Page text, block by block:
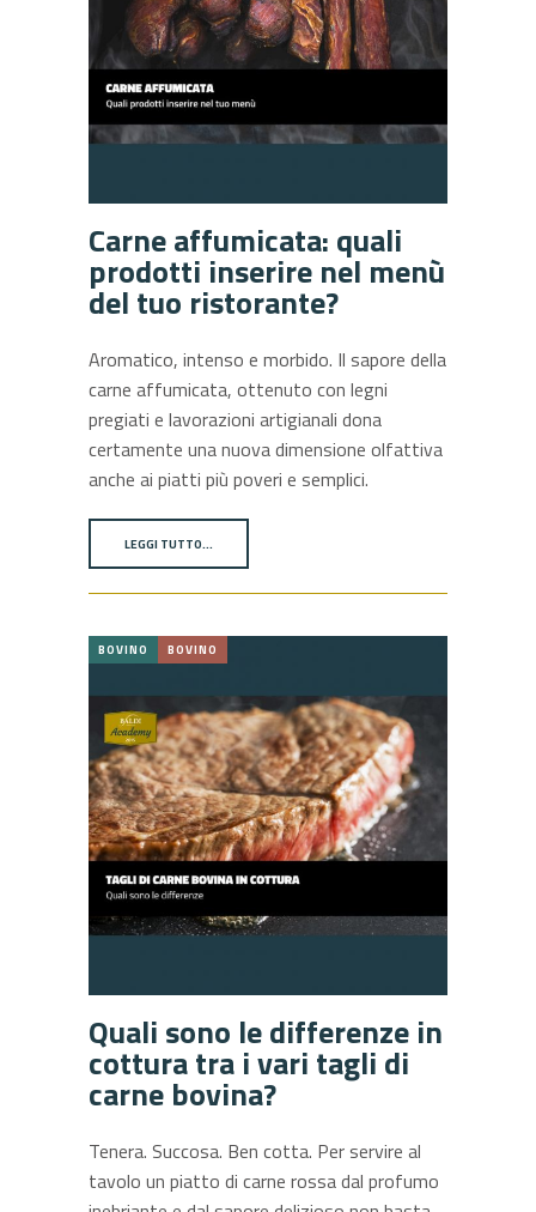
Carne affumicata: quali
prodotti inserire nel menù
del tuo ristorante?
Aromatico, intenso e morbido. Il sapore della
carne affumicata, ottenuto con legni
pregiati e lavorazioni artigianali dona
certamente una nuova dimensione olfattiva
anche ai piatti più poveri e semplici.
LEGGI TUTTO…
BOVINO BOVINO
Quali sono le differenze in
cottura tra i vari tagli di
carne bovina?
Tenera. Succosa. Ben cotta. Per servire al
tavolo un piatto di carne rossa dal profumo